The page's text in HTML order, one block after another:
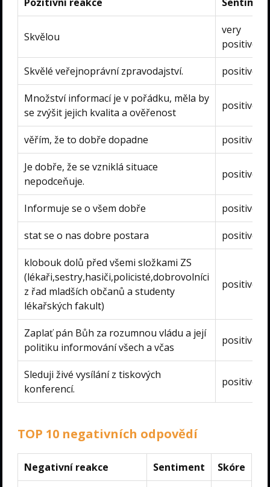
Pozitivní reakce
Skvělou
very
positive
Skvělé veřejnoprávní zpravodajství. positive
Množství informací je v pořádku, měla by
se zvýšit jejich kvalita a ověřenost
positive
věřím, že to dobře dopadne positive
Je dobře, že se vzniklá situace
nepodceňuje.
positive
Informuje se o všem dobře positive
stat se o nas dobre postara positive
klobouk dolů před všemi složkami ZS
(lékaři,sestry,hasiči,policisté,dobrovolníci
z řad mladších občanů a studenty
lékařských fakult)
positive
Zaplať pán Bůh za rozumnou vládu a její
politiku informování všech a včas
positive
Sleduji živé vysílání z tiskových
konferencí.
positive
TOP 10 negativních odpovědí
Negativní reakce Sentiment Skóre